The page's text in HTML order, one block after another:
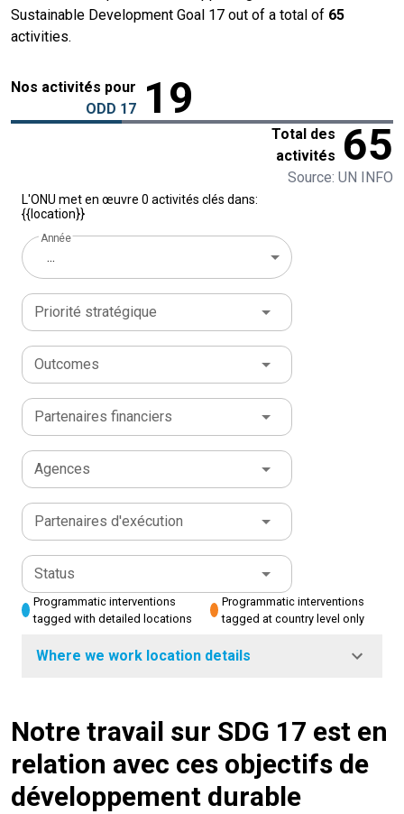
Sustainable Development Goal 17 out of a total of 65
activities.
Nos activités pour
ODD 17
19
Total des
activités 65
Source: UN INFO
L'ONU met en œuvre 0 activités clés dans:
{{location}}
Année
...
Priorité stratégique
Outcomes
Partenaires financiers
Agences
Partenaires d'exécution
Status
Programmatic interventions
tagged with detailed locations
Programmatic interventions
tagged at country level only
Where we work location details
Notre travail sur SDG 17 est en
relation avec ces objectifs de
développement durable